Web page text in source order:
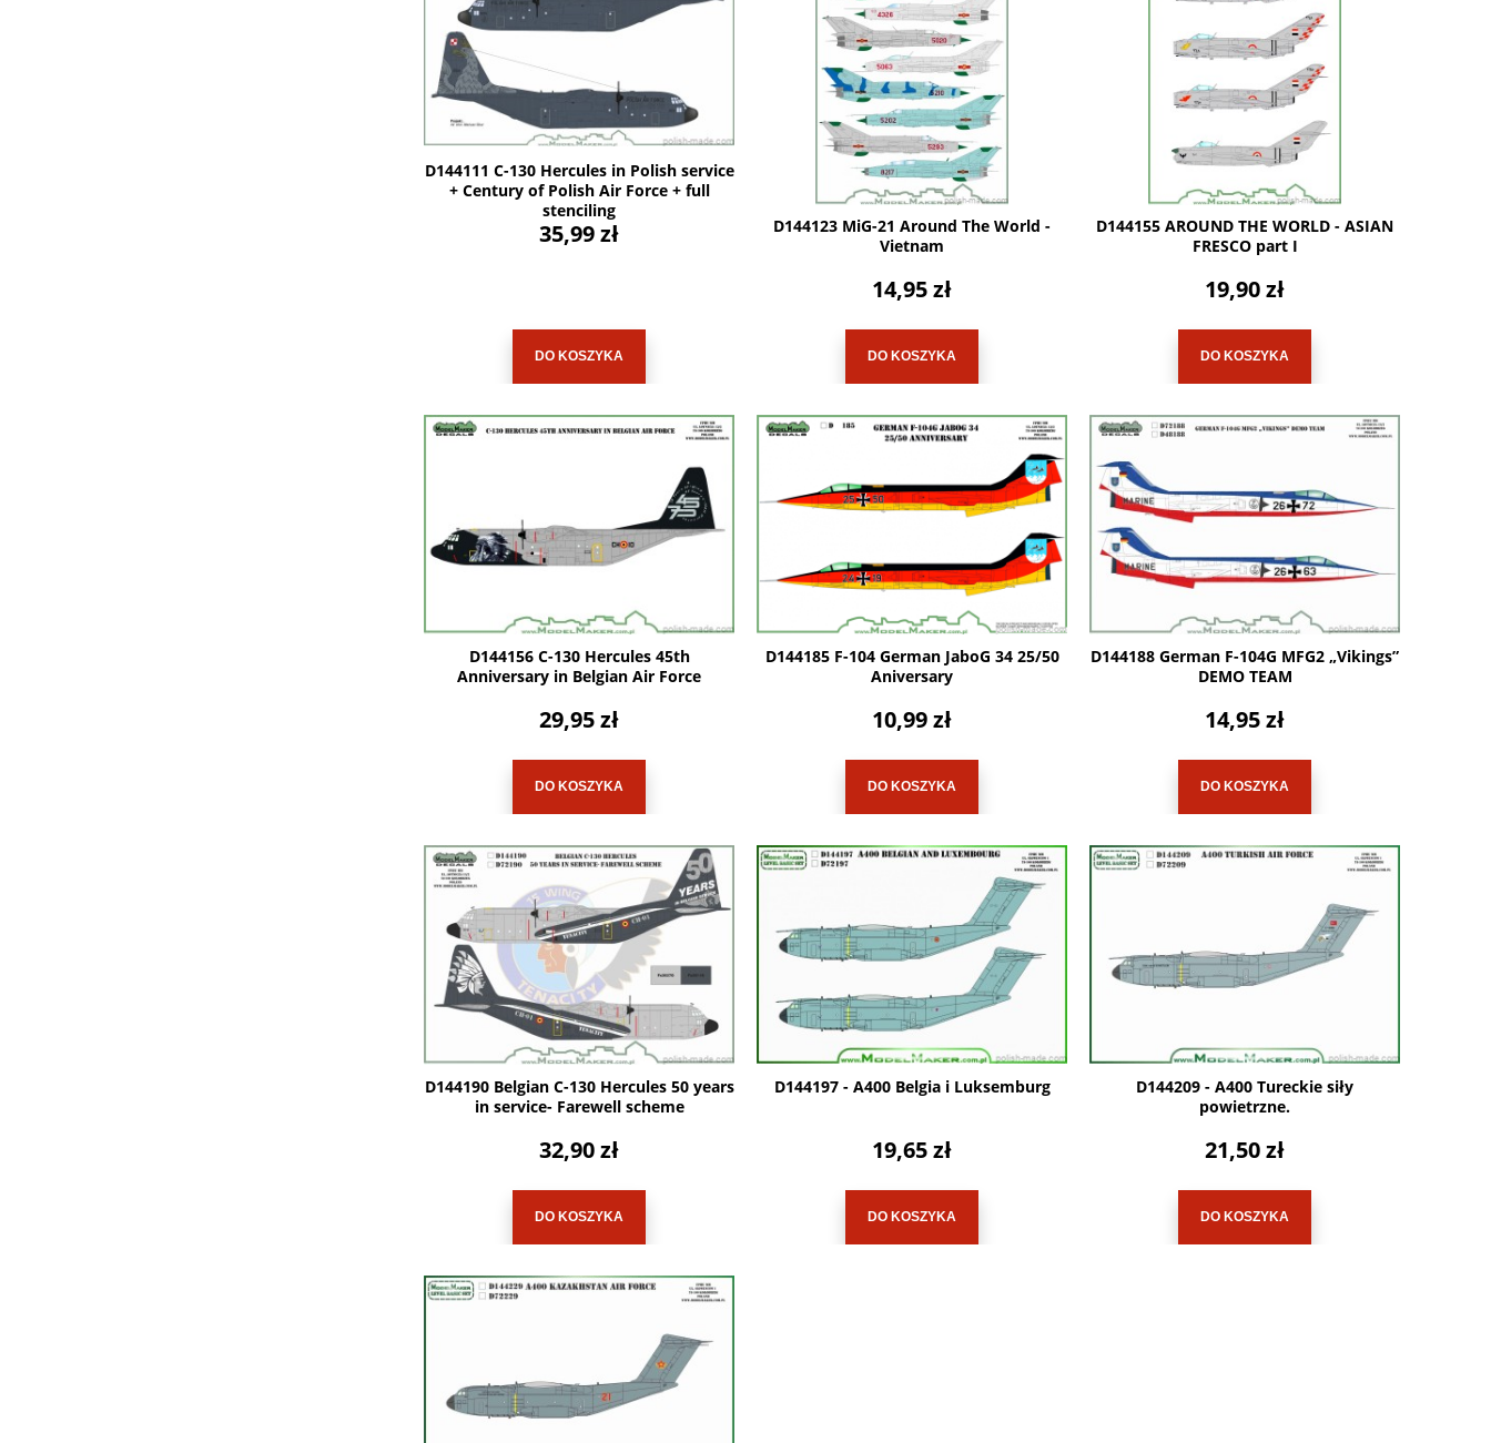
D144111 C-130 Hercules in Polish service
+ Century of Polish Air Force + full
stenciling
35,99 zł
DO KOSZYKA
D144123 MiG-21 Around The World -
Vietnam
14,95 zł
DO KOSZYKA
D144155 AROUND THE WORLD - ASIAN
FRESCO part I
19,90 zł
DO KOSZYKA
D144156 C-130 Hercules 45th
Anniversary in Belgian Air Force
29,95 zł
DO KOSZYKA
D144185 F-104 German JaboG 34 25/50
Aniversary
10,99 zł
DO KOSZYKA
D144188 German F-104G MFG2 „Vikings”
DEMO TEAM
14,95 zł
DO KOSZYKA
D144190 Belgian C-130 Hercules 50 years
in service- Farewell scheme
32,90 zł
DO KOSZYKA
D144197 - A400 Belgia i Luksemburg
19,65 zł
DO KOSZYKA
D144209 - A400 Tureckie siły
powietrzne.
21,50 zł
DO KOSZYKA